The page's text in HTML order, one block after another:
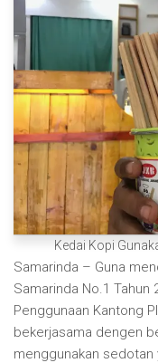
Kedai Kopi
Samarinda – Guna
Samarinda No.1
Penggunaan Kantong
bekerjasama dengen
menggunakan